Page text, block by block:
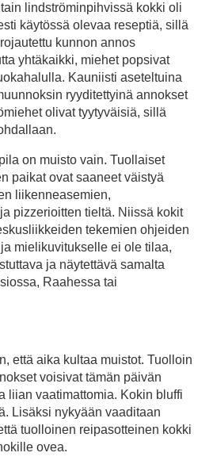
lindströminpihvissä kokki oli
käytössä olevaa reseptiä, sillä
kunnon annos
yhtäkaikki, miehet popsivat
Kauniisti aseteltuina
ryyditettyinä annokset
olivat tyytyväisiä, sillä
on muisto vain. Tuollaiset
paikat ovat saaneet väistyä
liikenneasemien,
pizzerioitten tieltä. Niissä kokit
tekemien ohjeiden
mielikuvitukselle ei ole tilaa,
ja näytettävä samalta
Raahessa tai
että aika kultaa muistot. Tuolloin
voisivat tämän päivän
liian vaatimattomia. Kokin bluffi
Lisäksi nykyään vaaditaan
tuolloinen reipasotteinen kokki
ovea.